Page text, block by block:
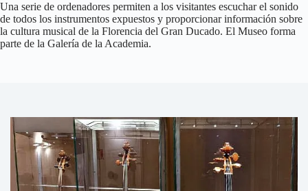
Una serie de ordenadores permiten a los visitantes escuchar el sonido
de todos los instrumentos expuestos y proporcionar información sobre
la cultura musical de la Florencia del Gran Ducado. El Museo forma
parte de la Galería de la Academia.